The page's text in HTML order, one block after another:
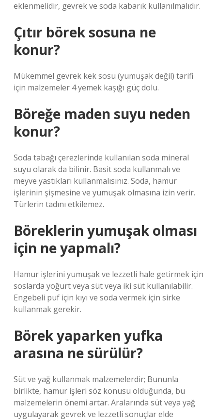
eklenmelidir, gevrek ve soda kabarık kullanılmalıdır.
Çıtır börek sosuna ne
konur?
Mükemmel gevrek kek sosu (yumuşak değil) tarifi
için malzemeler 4 yemek kaşığı güç dolu.
Böreğe maden suyu neden
konur?
Soda tabağı çerezlerinde kullanılan soda mineral
suyu olarak da bilinir. Basit soda kullanmalı ve
meyve yastıkları kullanmalısınız. Soda, hamur
işlerinin şişmesine ve yumuşak olmasına izin verir.
Türlerin tadını etkilemez.
Böreklerin yumuşak olması
için ne yapmalı?
Hamur işlerini yumuşak ve lezzetli hale getirmek için
soslarda yoğurt veya süt veya iki süt kullanılabilir.
Engebeli puf için kıyı ve soda vermek için sirke
kullanmak gerekir.
Börek yaparken yufka
arasına ne sürülür?
Süt ve yağ kullanmak malzemelerdir; Bununla
birlikte, hamur işleri söz konusu olduğunda, bu
malzemelerin önemi artar. Aralarında süt veya yağ
uygulayarak gevrek ve lezzetli sonuçlar elde